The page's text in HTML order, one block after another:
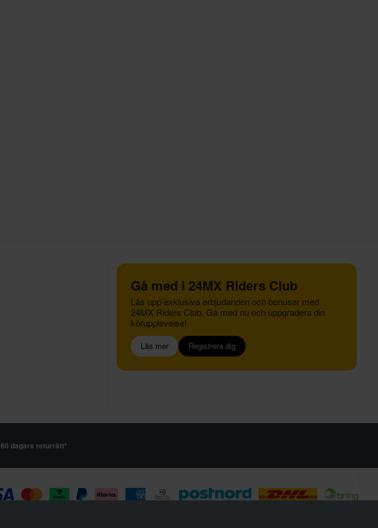
Gå med i 24MX Riders Club
Lås upp exklusiva erbjudanden och bonusar med
24MX Riders Club. Gå med nu och uppgradera din
körupplevelse!
Läs mer Registrera dig
60 dagars returrätt*